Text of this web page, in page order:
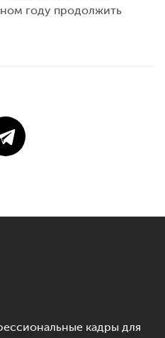
году продолжить
кадры для